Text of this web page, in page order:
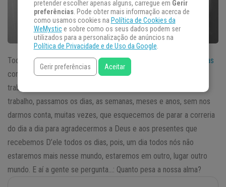
Todas as pessoas, na maioria das vezes andam
muito apressadas
com as tarefas que precisam fazer durante a jornada do dia,
trabalhar, levar filhos ao colégio, buscar filhos, ir e voltar do
trabalho, passamos os dias, as semanas, meses e anos, sem nos
darmos conta, muitas vezes, que esquecemos de parar a correria
do dia a dia para agradecermos a Deus e aos presentes que
recebemos D’ele todos os dias, pois, um dia todos nós não
estaremos mais nesse mundo, estaremos em outro, lugar outro
mundo. E aí a gente se pergunta…: Quanto pesa a nossa alma?
pretender escolher apenas alguns, carregue em Gerir
preferências. Pode obter mais informação acerca de
como usamos cookies na Política de Cookies da
WeMystice sobre como os seus dados podem ser
utilizados para a personalização de anúncios na
Política de Privacidade e de Uso da Google.
Gerir preferências Aceitar